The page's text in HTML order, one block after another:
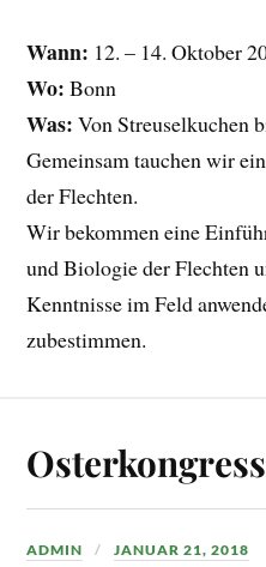
Wann: 12. – 14. Oktober
Wo: Bonn
Was: Von Streuselkuchen
Gemeinsam tauchen wir
der Flechten.
Wir bekommen eine
und Biologie der Flechten
Kenntnisse im Feld
zubestimmen.
ADMIN JANUAR 21, 2018